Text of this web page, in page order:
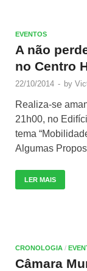
EVENTOS
A não
no Centro
22/10/2014 - by
Realiza-se
21h00, no
tema
Algumas
LER MAIS
CRONOLOGIA /
Câmara